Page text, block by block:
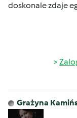
doskonale zdaje
Grażyna